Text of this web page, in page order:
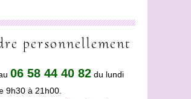
personnellement
06 58 44 40 82 du lundi
9h30 à 21h00.